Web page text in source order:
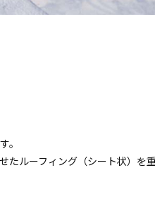
。
たルーフィング（シート状）を